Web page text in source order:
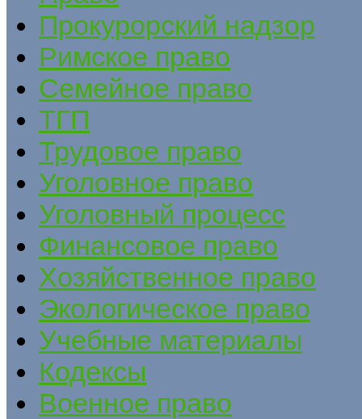
Прокурорский надзор
Римское право
Семейное право
ТГП
Трудовое право
Уголовное право
Уголовный процесс
Финансовое право
Хозяйственное право
Экологическое право
Учебные материалы
Кодексы
Военное право